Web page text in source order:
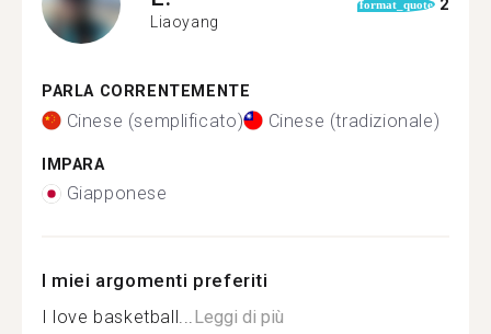
Liaoyang
format_quote 2
PARLA CORRENTEMENTE
Cinese (semplificato) Cinese (tradizionale)
IMPARA
Giapponese
I miei argomenti preferiti
I love basketball...Leggi di più